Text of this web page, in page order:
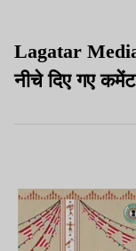
Lagatar
नीचे दिए गए